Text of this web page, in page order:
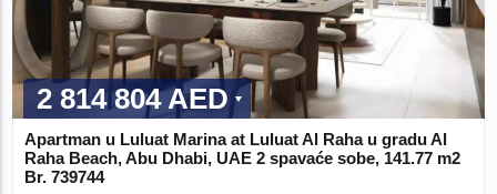
2 814 804 AED
Apartman u Luluat Marina at Luluat Al Raha u gradu Al
Raha Beach, Abu Dhabi, UAE 2 spavaće sobe, 141.77 m2
Br. 739744